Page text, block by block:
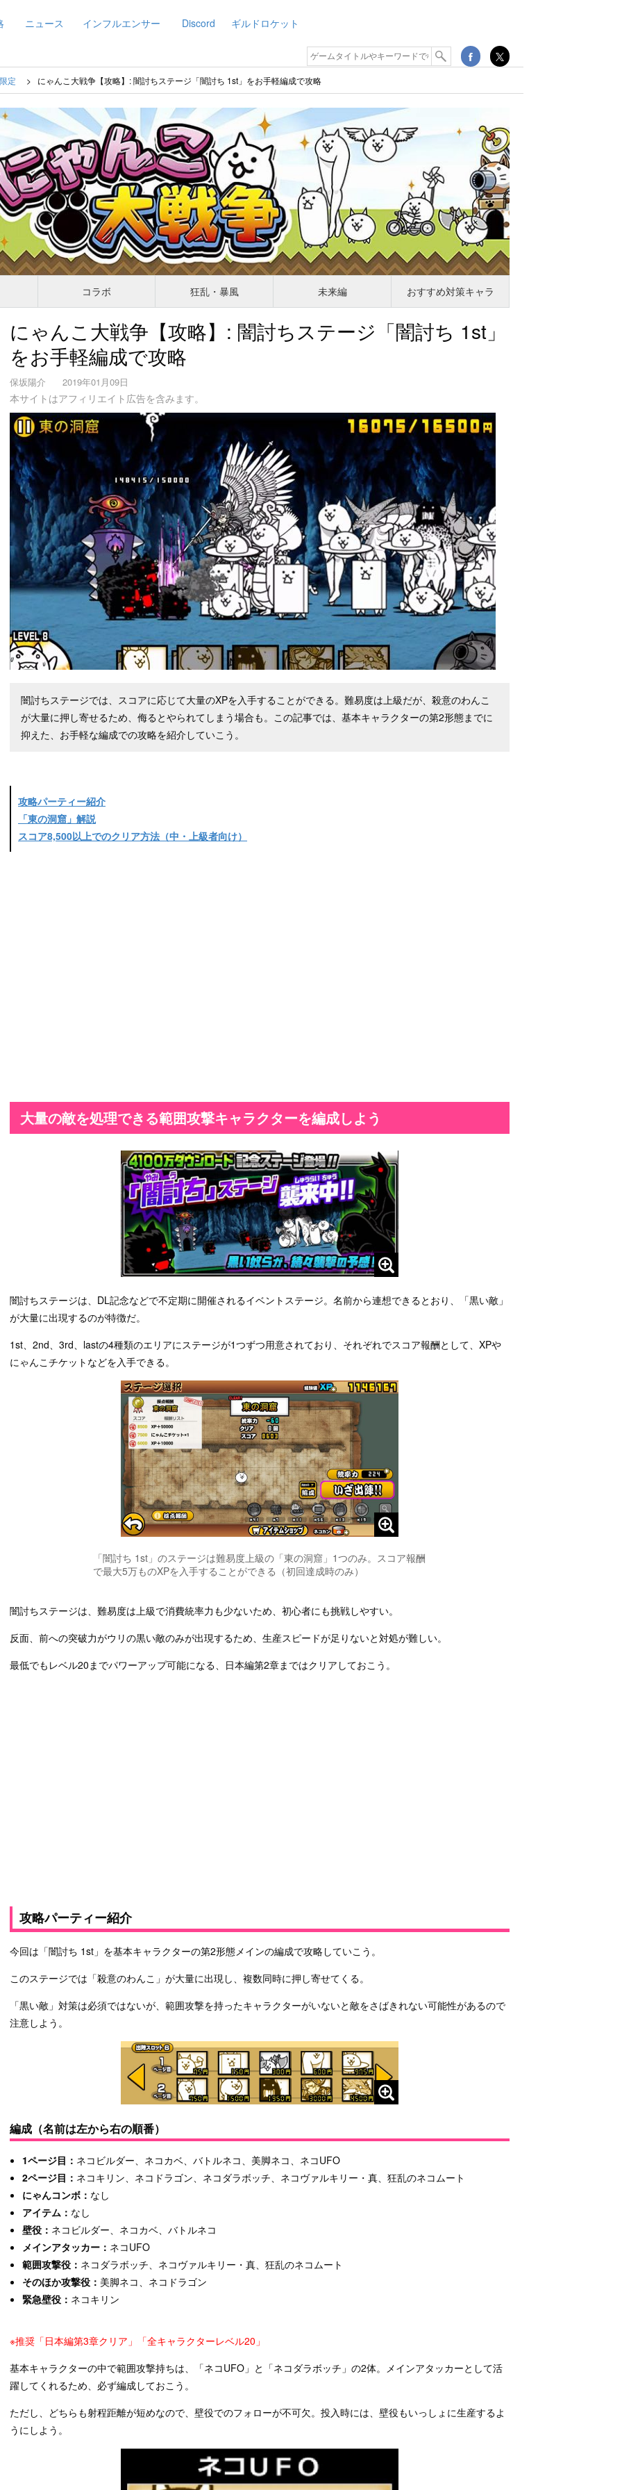
ニュース インフルエンサー Discord ギルドロケット
限定 にゃんこ大戦争【攻略】: 闇討ちステージ「闇討ち 1st」をお手軽編成で攻略
コラボ 狂乱・暴風 未来編 おすすめ対策キャラ
にゃんこ大戦争【攻略】: 闇討ちステージ「闇討ち 1st」
をお手軽編成で攻略
保坂陽介 2019年01月09日
本サイトはアフィリエイト広告を含みます。
闇討ちステージでは、スコアに応じて大量のXPを入手することができる。難易度は上級だが、殺意のわんこ
が大量に押し寄せるため、侮るとやられてしまう場合も。この記事では、基本キャラクターの第2形態までに
抑えた、お手軽な編成での攻略を紹介していこう。
攻略パーティー紹介
「東の洞窟」解説
スコア8,500以上でのクリア方法（中・上級者向け）
大量の敵を処理できる範囲攻撃キャラクターを編成しよう
闇討ちステージは、DL記念などで不定期に開催されるイベントステージ。名前から連想できるとおり、「黒い敵」
が大量に出現するのが特徴だ。
1st、2nd、3rd、lastの4種類のエリアにステージが1つずつ用意されており、それぞれでスコア報酬として、XPや
にゃんこチケットなどを入手できる。
「闇討ち 1st」のステージは難易度上級の「東の洞窟」1つのみ。スコア報酬
で最大5万ものXPを入手することができる（初回達成時のみ）
闇討ちステージは、難易度は上級で消費統率力も少ないため、初心者にも挑戦しやすい。
反面、前への突破力がウリの黒い敵のみが出現するため、生産スピードが足りないと対処が難しい。
最低でもレベル20までパワーアップ可能になる、日本編第2章まではクリアしておこう。
攻略パーティー紹介
今回は「闇討ち 1st」を基本キャラクターの第2形態メインの編成で攻略していこう。
このステージでは「殺意のわんこ」が大量に出現し、複数同時に押し寄せてくる。
「黒い敵」対策は必須ではないが、範囲攻撃を持ったキャラクターがいないと敵をさばきれない可能性があるので
注意しよう。
編成（名前は左から右の順番）
1ページ目： ネコビルダー、ネコカベ、バトルネコ、美脚ネコ、ネコUFO
2ページ目： ネコキリン、ネコドラゴン、ネコダラボッチ、ネコヴァルキリー・真、狂乱のネコムート
にゃんコンボ： なし
アイテム： なし
壁役： ネコビルダー、ネコカベ、バトルネコ
メインアタッカー： ネコUFO
範囲攻撃役： ネコダラボッチ、ネコヴァルキリー・真、狂乱のネコムート
そのほか攻撃役： 美脚ネコ、ネコドラゴン
緊急壁役： ネコキリン
※推奨「日本編第3章クリア」「全キャラクターレベル20」
基本キャラクターの中で範囲攻撃持ちは、「ネコUFO」と「ネコダラボッチ」の2体。メインアタッカーとして活
躍してくれるため、必ず編成しておこう。
ただし、どちらも射程距離が短めなので、壁役でのフォローが不可欠。投入時には、壁役もいっしょに生産するよ
うにしよう。